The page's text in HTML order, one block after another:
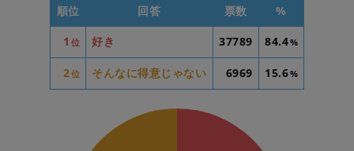
順位 回答 票数 %
1 位 好き 37789 84.4%
2位 そんなに得意じゃない 6969 15.6%